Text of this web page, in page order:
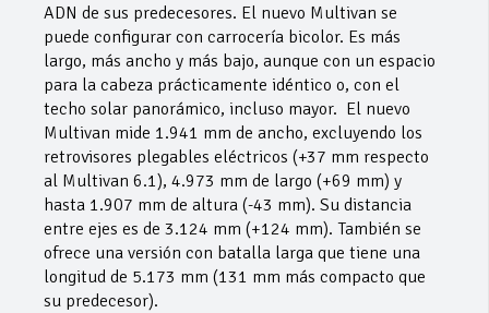
ADN de sus predecesores. El nuevo Multivan se
puede configurar con carrocería bicolor. Es más
largo, más ancho y más bajo, aunque con un espacio
para la cabeza prácticamente idéntico o, con el
techo solar panorámico, incluso mayor. El nuevo
Multivan mide 1.941 mm de ancho, excluyendo los
retrovisores plegables eléctricos (+37 mm respecto
al Multivan 6.1), 4.973 mm de largo (+69 mm) y
hasta 1.907 mm de altura (-43 mm). Su distancia
entre ejes es de 3.124 mm (+124 mm). También se
ofrece una versión con batalla larga que tiene una
longitud de 5.173 mm (131 mm más compacto que
su predecesor).